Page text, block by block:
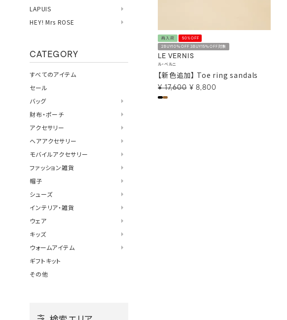
再入荷 50%OFF
2BUY10％OFF 3BUY15％OFF対象
LE VERNIS
ル・ベルニ
【新色追加】 Toe ring sandals
¥ 17,600 ¥ 8,800
LAPUIS
HEY! Mrs ROSE
CATEGORY
すべてのアイテム
セール
バッグ
財布・ポーチ
アクセサリー
ヘアアクセサリー
モバイルアクセサリー
ファッション雑貨
帽子
シューズ
インテリア・雑貨
ウェア
キッズ
ウォームアイテム
ギフトキット
その他